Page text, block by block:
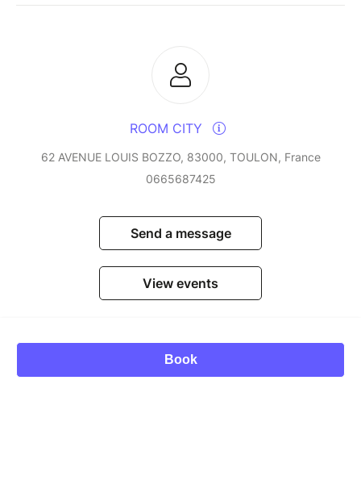
ROOM CITY
62 AVENUE LOUIS BOZZO, 83000, TOULON, France
0665687425
Send a message
View events
Book